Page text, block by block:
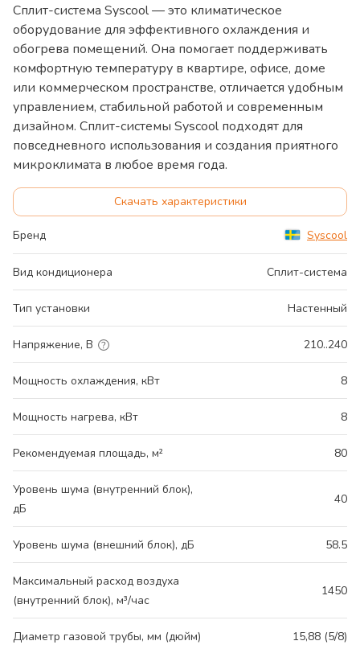
Сплит-система Syscool — это климатическое
оборудование для эффективного охлаждения и
обогрева помещений. Она помогает поддерживать
комфортную температуру в квартире, офисе, доме
или коммерческом пространстве, отличается удобным
управлением, стабильной работой и современным
дизайном. Сплит-системы Syscool подходят для
повседневного использования и создания приятного
микроклимата в любое время года.
Скачать характеристики
Бренд Syscool
Вид кондиционера Сплит-система
Тип установки Настенный
Напряжение, В 210..240
Мощность охлаждения, кВт 8
Мощность нагрева, кВт 8
Рекомендуемая площадь, м² 80
Уровень шума (внутренний блок),
дБ
40
Уровень шума (внешний блок), дБ 58.5
Максимальный расход воздуха
(внутренний блок), м³/час
1450
Диаметр газовой трубы, мм (дюйм) 15,88 (5/8)